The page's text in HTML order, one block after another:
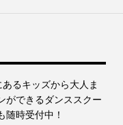
るキッズから⼤⼈ま
ができるダンススクー
随時受付中！